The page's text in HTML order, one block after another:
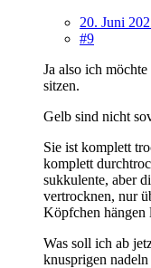
20. Juni
#9
Ja also ich
sitzen.
Gelb sind nicht
Sie ist komplett
komplett
sukkulente, aber
vertrocknen, nur
Köpfchen hängen
Was soll ich ab
knusprigen